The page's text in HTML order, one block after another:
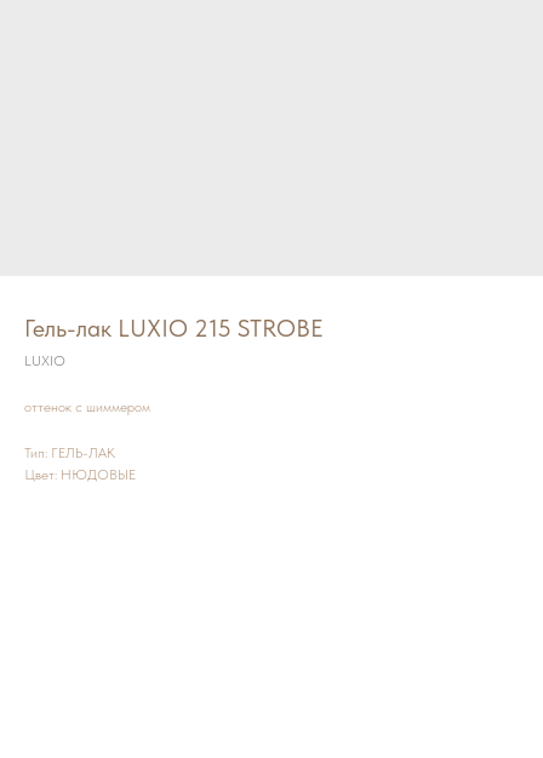
Гель-лак LUXIO 215 STROBE
LUXIO
оттенок с шиммером
Тип: ГЕЛЬ-ЛАК
Цвет: НЮДОВЫЕ